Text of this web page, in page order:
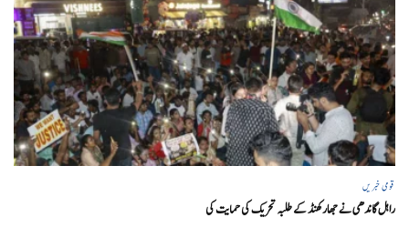
قومی خبریں
راہل گاندھی نے جھارکھنڈ کے طلبہ تحریک کی حمایت کی